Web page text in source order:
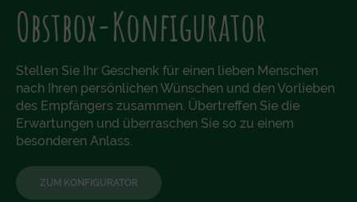
Obstbox-Konfigurator
Stellen Sie Ihr Geschenk für einen lieben Menschen
nach Ihren persönlichen Wünschen und den Vorlieben
des Empfängers zusammen. Übertreffen Sie die
Erwartungen und überraschen Sie so zu einem
besonderen Anlass.
ZUM KONFIGURATOR